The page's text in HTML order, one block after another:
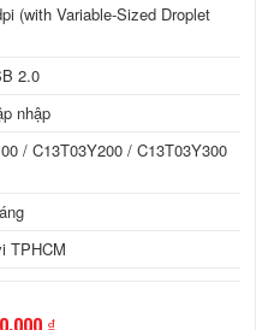
(with Variable-Sized Droplet
2.0
nhập
/ C13T03Y200 / C13T03Y300
TPHCM
₫